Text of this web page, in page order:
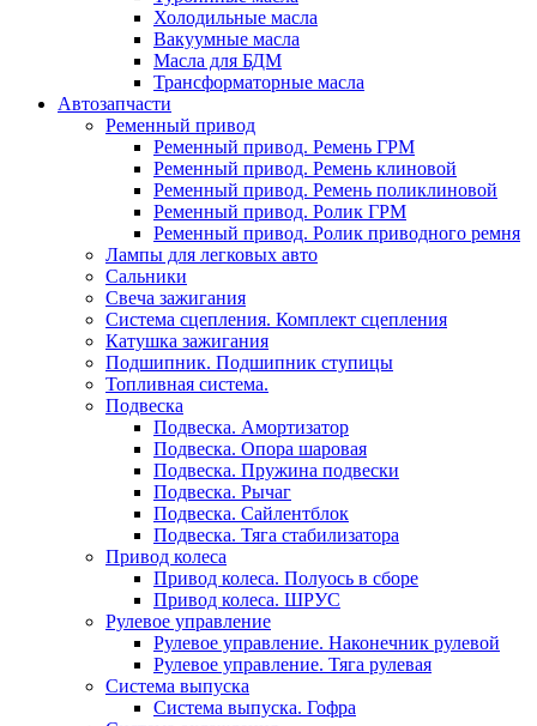
Холодильные масла
Вакуумные масла
Масла для БДМ
Трансформаторные масла
Автозапчасти
Ременный привод
Ременный привод. Ремень ГРМ
Ременный привод. Ремень клиновой
Ременный привод. Ремень поликлиновой
Ременный привод. Ролик ГРМ
Ременный привод. Ролик приводного ремня
Лампы для легковых авто
Сальники
Свеча зажигания
Система сцепления. Комплект сцепления
Катушка зажигания
Подшипник. Подшипник ступицы
Топливная система.
Подвеска
Подвеска. Амортизатор
Подвеска. Опора шаровая
Подвеска. Пружина подвески
Подвеска. Рычаг
Подвеска. Сайлентблок
Подвеска. Тяга стабилизатора
Привод колеса
Привод колеса. Полуось в сборе
Привод колеса. ШРУС
Рулевое управление
Рулевое управление. Наконечник рулевой
Рулевое управление. Тяга рулевая
Система выпуска
Система выпуска. Гофра